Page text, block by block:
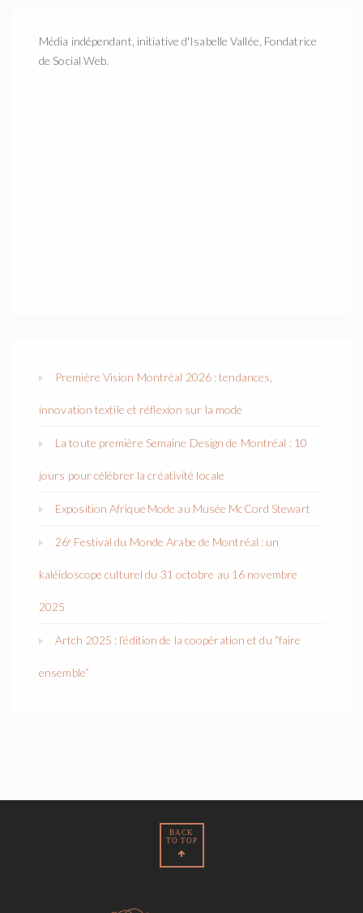
Média indépendant, initiative d'Isabelle Vallée, Fondatrice
de Social Web.
Première Vision Montréal 2026 : tendances,
innovation textile et réflexion sur la mode
La toute première Semaine Design de Montréal : 10
jours pour célébrer la créativité locale
Exposition Afrique Mode au Musée McCord Stewart
26ᵉ Festival du Monde Arabe de Montréal : un
kaléidoscope culturel du 31 octobre au 16 novembre
2025
Artch 2025 : l’édition de la coopération et du “faire
ensemble”
BACK
TO TOP